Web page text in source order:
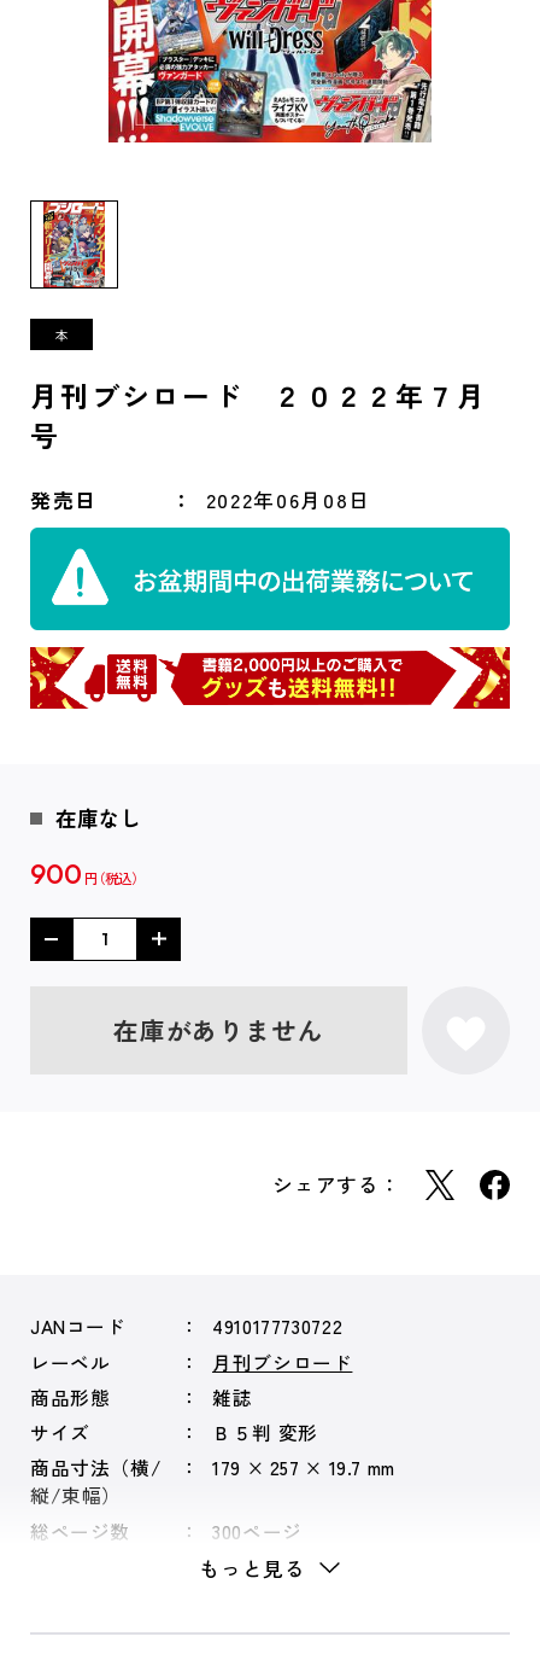
月刊ブシロード ２０２２年７月
号
発売日 2022年06月08日
在庫なし
900 円
在庫がありません
シェアする：
JANコード
4910177730722
レーベル
月刊ブシロード
商品形態
雑誌
サイズ
Ｂ５判 変形
商品寸法（横/
縦/束幅）
179 × 257 × 19.7 mm
総ページ数 300ページ
もっと見る